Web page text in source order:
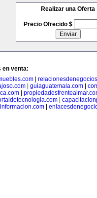
Realizar una Oferta
Precio Ofrecido $
en venta:
|
guiaguatemala.com
|